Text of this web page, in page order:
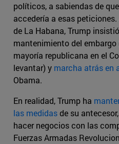
políticos, a sabiendas de
accedería a esas
de La Habana, Trump
mantenimiento del
mayoría republicana en el
levantar) y marcha atrás en
Obama.
En realidad, Trump ha
las medidasde su
hacer negocios con las
Fuerzas Armadas